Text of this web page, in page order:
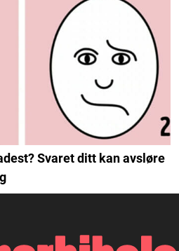
Svaret ditt kan avsløre